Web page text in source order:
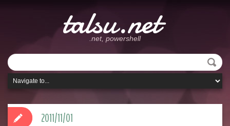
talsu.net
.net, powershell
2011/11/01